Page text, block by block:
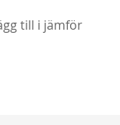
till i jämför